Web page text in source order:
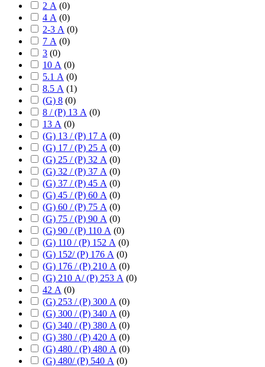
2 А (0)
4 А (0)
2-3 А (0)
7 А (0)
3 (0)
10 А (0)
5.1 А (0)
8.5 А (1)
(G) 8 (0)
8 / (P) 13 А (0)
13 А (0)
(G) 13 / (P) 17 А (0)
(G) 17 / (P) 25 А (0)
(G) 25 / (P) 32 А (0)
(G) 32 / (P) 37 А (0)
(G) 37 / (P) 45 А (0)
(G) 45 / (P) 60 А (0)
(G) 60 / (P) 75 А (0)
(G) 75 / (P) 90 А (0)
(G) 90 / (P) 110 А (0)
(G) 110 / (P) 152 А (0)
(G) 152/ (P) 176 А (0)
(G) 176 / (P) 210 А (0)
(G) 210 А/ (P) 253 А (0)
42 А (0)
(G) 253 / (P) 300 А (0)
(G) 300 / (P) 340 А (0)
(G) 340 / (P) 380 А (0)
(G) 380 / (P) 420 А (0)
(G) 480 / (P) 480 А (0)
(G) 480/ (P) 540 А (0)